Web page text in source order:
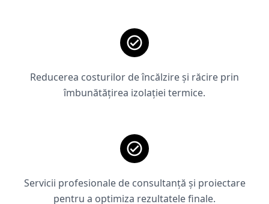
Reducerea costurilor de încălzire și răcire prin
îmbunătățirea izolației termice.
Servicii profesionale de consultanță și proiectare
pentru a optimiza rezultatele finale.